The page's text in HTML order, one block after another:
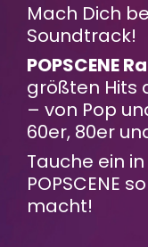
Mach Dich
Soundtrack!
POPSCENE
größten Hits
– von Pop
60er, 80er
Tauche ein
POPSCENE
macht!